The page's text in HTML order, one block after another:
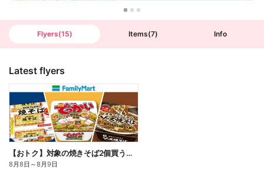
Flyers(15) Items(7) Info
Latest flyers
【おトク】対象の焼きそば2個買うと100円引き!
8月8日 ～8月9日